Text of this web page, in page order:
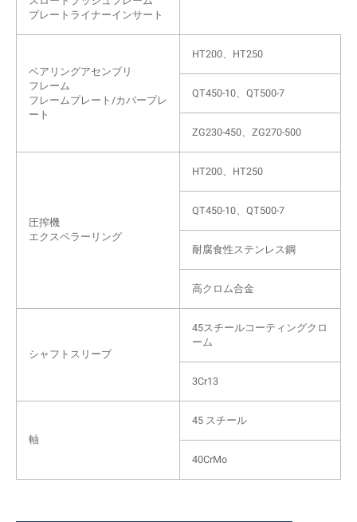
プレートライナーインサート
ベアリングアセンブリ
フレーム
フレームプレート/カバープレ
ート
HT200、HT250
QT450-10、QT500-7
ZG230-450、ZG270-500
圧搾機
エクスペラーリング
HT200、HT250
QT450-10、QT500-7
耐腐食性ステンレス鋼
高クロム合金
シャフトスリーブ
45スチールコーティングクロ
ーム
3Cr13
軸
45 スチール
40CrMo